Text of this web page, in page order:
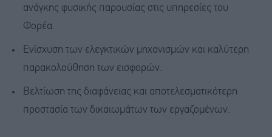
ανάγκης φυσικής παρουσίας στις υπηρεσίες του
Φορέα.
Ενίσχυση των ελεγκτικών μηχανισμών και καλύτερη
παρακολούθηση των εισφορών.
Βελτίωση της διαφάνειας και αποτελεσματικότερη
προστασία των δικαιωμάτων των εργαζομένων.